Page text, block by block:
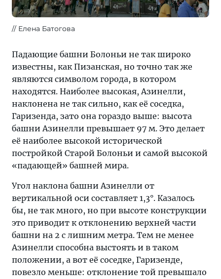
Елена Батогова
Падающие башни Болоньи не так широко
известны, как Пизанская, но точно так же
являются символом города, в котором
находятся. Наиболее высокая, Азинелли,
наклонена не так сильно, как её соседка,
Гаризенда, зато она гораздо выше: высота
башни Азинелли превышает 97 м. Это делает
её наиболее высокой исторической
постройкой Старой Болоньи и самой высокой
«падающей» башней мира.
Угол наклона башни Азинелли от
вертикальной оси составляет 1,3°. Казалось
бы, не так много, но при высоте конструкции
это приводит к отклонению верхней части
башни на 2 с лишним метра. Тем не менее
Азинелли способна выстоять и в таком
положении, а вот её соседке, Гаризенде,
повезло меньше: отклонение той превышало